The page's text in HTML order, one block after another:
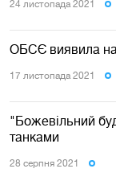
24 листопада 2021
ОБСЄ виявила на
17 листопада 2021
"Божевільний
танками
28 серпня 2021